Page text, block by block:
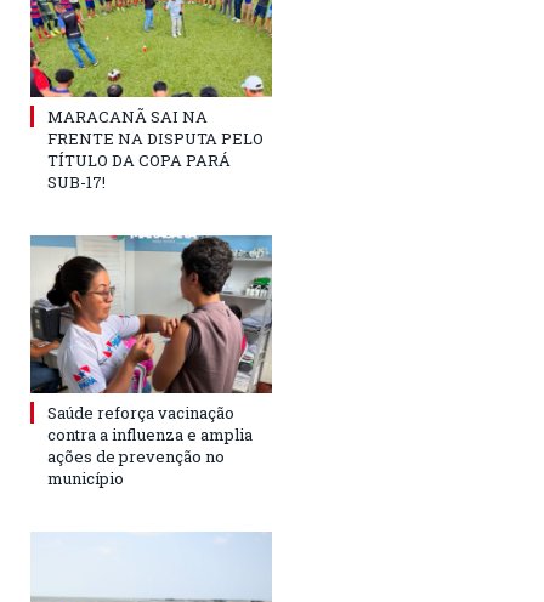
MARACANÃ SAI NA
FRENTE NA DISPUTA PELO
TÍTULO DA COPA PARÁ
SUB-17!
Saúde reforça vacinação
contra a influenza e amplia
ações de prevenção no
município